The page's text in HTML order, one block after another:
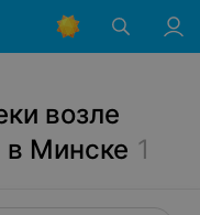
возле
в Минске 1